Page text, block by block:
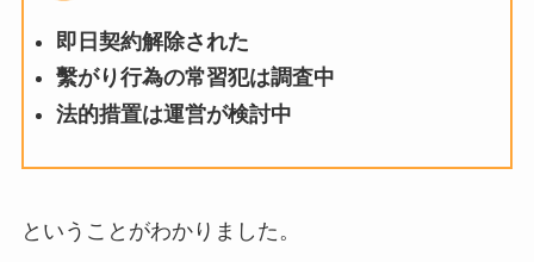
即日契約解除された
繫がり行為の常習犯は調査中
法的措置は運営が検討中
ということがわかりました。